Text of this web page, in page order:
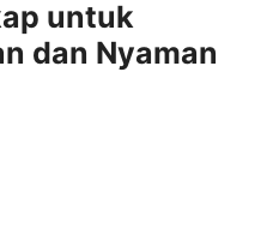
untuk
dan Nyaman